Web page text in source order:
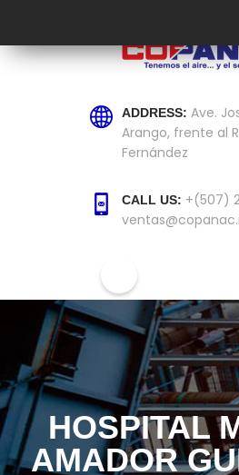
ADDRESS: Ave.
Arango, frente al
Fernández
CALL US: +(507)
HOSPITAL
AMADOR